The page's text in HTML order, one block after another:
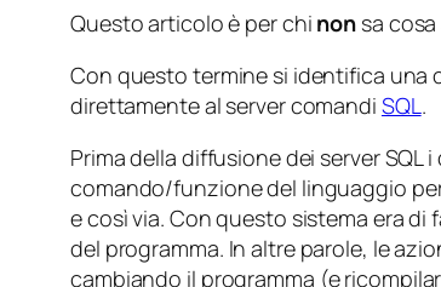
Questo articolo è per chi non sa
Con questo termine si identifica una
direttamente al server comandi SQL.
Prima della diffusione dei server
comando/funzione del linguaggio
e così via. Con questo sistema era
del programma. In altre parole, le
cambiando il programma (e